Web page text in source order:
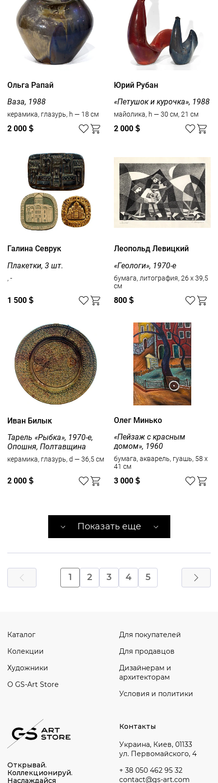
Ольга Рапай
Ваза, 1988
керамика, глазурь, h — 18 см
2 000 $
Юрий Рубан
«Петушок и курочка», 1988
майолика, h — 30 см, 21 см
2 000 $
Галина Севрук
Плакетки, 3 шт.
, -
1 500 $
Леопольд Левицкий
«Геологи», 1970-е
бумага, литография, 26 x 39,5
см
800 $
Иван Билык
Тарель «Рыбка», 1970-е,
Опошня, Полтавщина
керамика, глазурь, d — 36,5 см
2 000 $
Олег Минько
«Пейзаж с красным
домом», 1960
бумага, акварель, гуашь, 58 x
41 см
3 000 $
Показать еще
1 2 3 4 5
Открывай.
Коллекционируй.
Наслаждайся
Контакты
Украина, Киев, 01133
ул. Первомайского, 4
+ 38 050 462 95 32
contact@gs-art.com
Каталог
Колекции
Художники
О GS-Art Store
Для покупателей
Для продавцов
Дизайнерам и
архитекторам
Условия и политики